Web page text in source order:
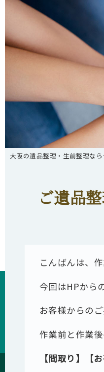
大阪の遺品整理・生前整理なら
ご遺品
こんばんは、
今回はHPから
お客様からの
作業前と作業
【間取り】【